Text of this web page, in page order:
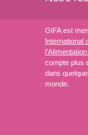
GIFA est
International
compte plus
dans
monde.